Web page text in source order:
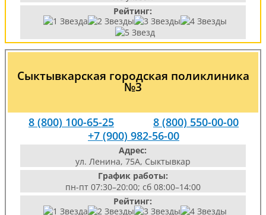
Рейтинг:
Сыктывкарская городская поликлиника
№3
8 (800) 100-65-25
8 (800) 550-00-00
+7 (900) 982-56-00
Адрес:
ул. Ленина, 75А, Сыктывкар
График работы:
пн-пт 07:30–20:00; сб 08:00–14:00
Рейтинг: